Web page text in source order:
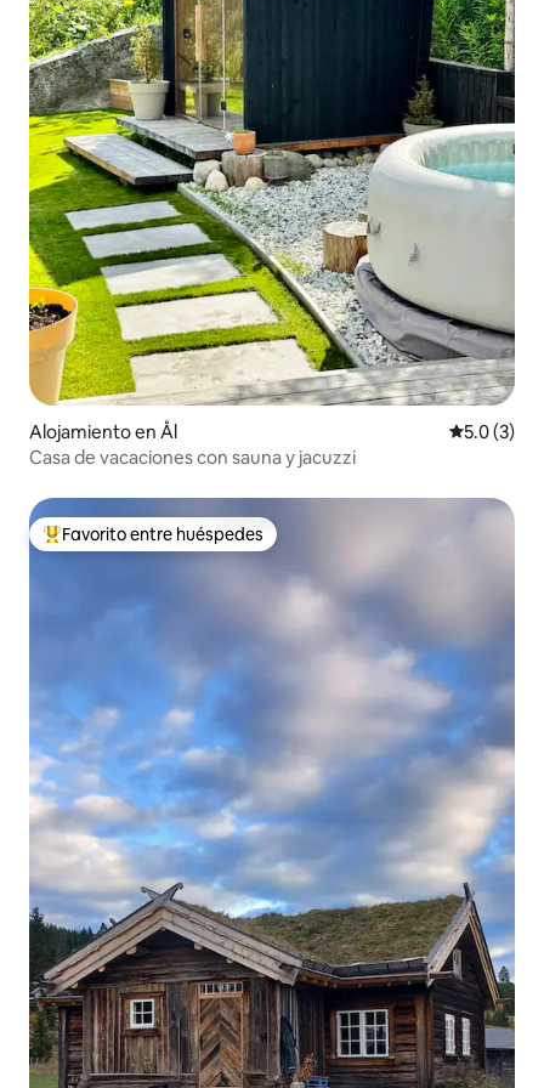
Alojamiento en Ål
5.0 (3)
Casa de vacaciones con sauna y jacuzzi
Favorito entre huéspedes preferido
Favorito entre huéspedes